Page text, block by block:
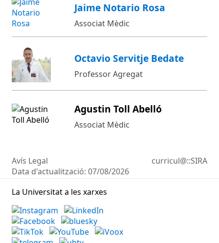
Jaime Notario Rosa
Associat Mèdic
Octavio Servitje Bedate
Professor Agregat
Agustin Toll Abelló
Associat Mèdic
Avís Legal
curricul@::SIRA
Data d'actualització: 07/08/2026
La Universitat a les xarxes